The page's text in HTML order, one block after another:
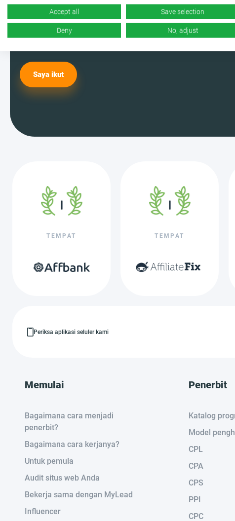
dengan benar - kami memiliki banyak
di antaranya.
Saya ikut
TEMPAT TEMPAT
Periksa aplikasi seluler kami
Memulai
Bagaimana cara menjadi
penerbit?
Bagaimana cara kerjanya?
Untuk pemula
Audit situs web Anda
Bekerja sama dengan MyLead
Influencer
Penerbit
Katalog
Model
CPL
CPA
CPS
PPI
CPC
Accept all Save selection
Deny No, adjust